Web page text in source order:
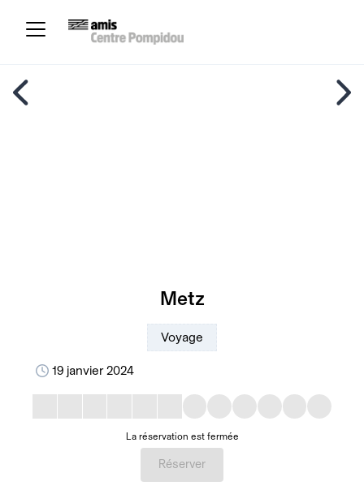
Metz
Voyage
19 janvier 2024
La réservation est fermée
Réserver